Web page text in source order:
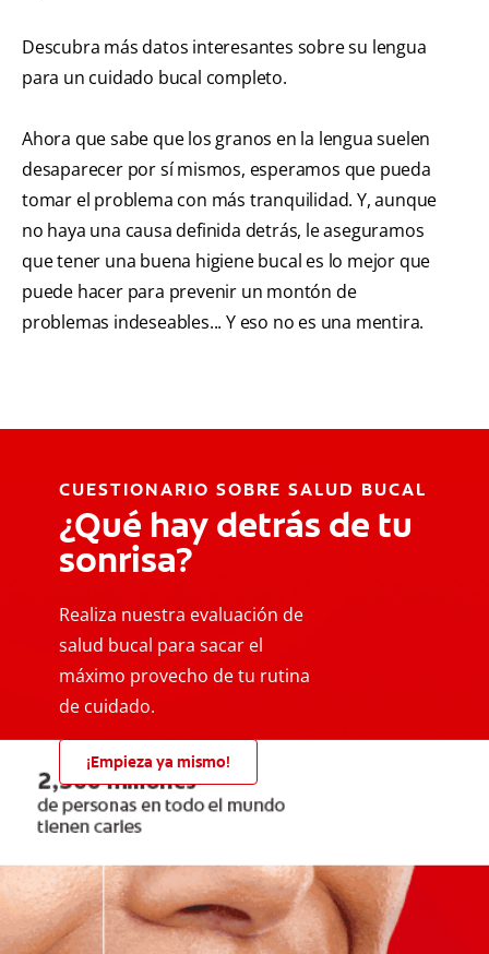
Descubra más datos interesantes sobre su lengua
para un cuidado bucal completo.
Ahora que sabe que los granos en la lengua suelen
desaparecer por sí mismos, esperamos que pueda
tomar el problema con más tranquilidad. Y, aunque
no haya una causa definida detrás, le aseguramos
que tener una buena higiene bucal es lo mejor que
puede hacer para prevenir un montón de
problemas indeseables... Y eso no es una mentira.
CUESTIONARIO SOBRE SALUD BUCAL
¿Qué hay detrás de tu
sonrisa?
Realiza nuestra evaluación de
salud bucal para sacar el
máximo provecho de tu rutina
de cuidado.
¡Empieza ya mismo!